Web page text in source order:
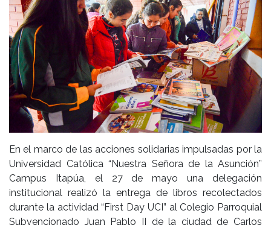
En el marco de las acciones solidarias impulsadas por la
Universidad Católica “Nuestra Señora de la Asunción”
Campus Itapúa, el 27 de mayo una delegación
institucional realizó la entrega de libros recolectados
durante la actividad “First Day UCI” al Colegio Parroquial
Subvencionado Juan Pablo II de la ciudad de Carlos